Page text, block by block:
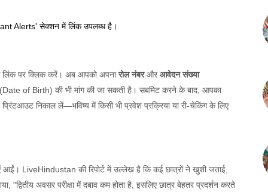
Alerts' सेक्शन में लिंक उपलब्ध है।
के लिंक पर क्लिक करें। अब आपको अपनारोल नंबरऔर आवेदन संख्या
(Date of Birth) की भी मांग की जा सकती है। सबमिट करने के बाद, आपका
निकाल लें—भविष्य में किसी भी प्रवेश प्रक्रिया या री-चेकिंग के लिए
आईं। LiveHindustan की रिपोर्ट में उल्लेख है कि कई छात्रों ने खुशी जताई,
अवसर परीक्षा में दबाव कम होता है, इसलिए छात्र बेहतर प्रदर्शन करते